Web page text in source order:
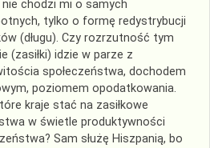
nie chodzi mi o samych
tylko o formę redystrybucji
(długu). Czy rozrzutność tym
(zasiłki) idzie w parze z
społeczeństwa, dochodem
poziomem opodatkowania.
kraje stać na zasiłkowe
w świetle produktywności
Sam służę Hiszpanią, bo